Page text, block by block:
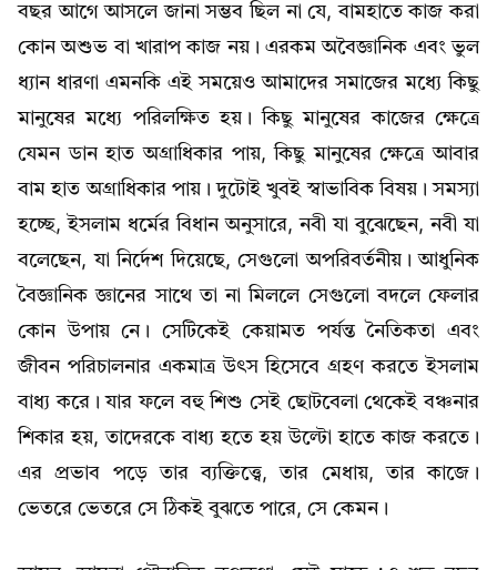
বছর আগে আসলে জানা সম্ভব ছিল না যে, বামহাতে কাজ করা
কোন অশুভ বা খারাপ কাজ নয়। এরকম অবৈজ্ঞানিক এবং ভুল
ধ্যান ধারণা এমনকি এই সময়েও আমাদের সমাজের মধ্যে কিছু
মানুষের মধ্যে পরিলক্ষিত হয়। কিছু মানুষের কাজের ক্ষেত্রে
যেমন ডান হাত অগ্রাধিকার পায়, কিছু মানুষের ক্ষেত্রে আবার
বাম হাত অগ্রাধিকার পায়। দুটোই খুবই স্বাভাবিক বিষয়। সমস্যা
হচ্ছে, ইসলাম ধর্মের বিধান অনুসারে, নবী যা বুঝেছেন, নবী যা
বলেছেন, যা নির্দেশ দিয়েছে, সেগুলো অপরিবর্তনীয়। আধুনিক
বৈজ্ঞানিক জ্ঞানের সাথে তা না মিললে সেগুলো বদলে ফেলার
কোন উপায় নে। সেটিকেই কেয়ামত পর্যন্ত নৈতিকতা এবং
জীবন পরিচালনার একমাত্র উৎস হিসেবে গ্রহণ করতে ইসলাম
বাধ্য করে। যার ফলে বহু শিশু সেই ছোটবেলা থেকেই বঞ্চনার
শিকার হয়, তাদেরকে বাধ্য হতে হয় উল্টো হাতে কাজ করতে।
এর প্রভাব পড়ে তার ব্যক্তিত্ত্বে, তার মেধায়, তার কাজে।
ভেতরে ভেতরে সে ঠিকই বুঝতে পারে, সে কেমন।